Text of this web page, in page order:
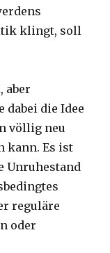
klingt, soll
aber
die Idee
völlig neu
kann. Es ist
Unruhestand
reguläre
oder